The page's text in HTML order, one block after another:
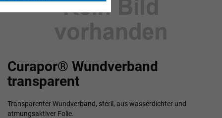
Curapor® Wundverband
transparent
Transparenter Wundverband, steril, aus wasserdichter und
atmungsaktiver Folie.
Anfang
der
Bildgalerie